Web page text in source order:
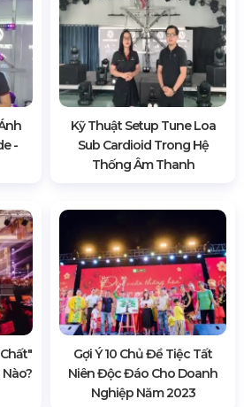
-
Kỹ Thuật Setup Tune Loa
Sub Cardioid Trong Hệ
Thống Âm Thanh
Gợi Ý 10 Chủ Đề Tiệc Tất
Niên Độc Đáo Cho Doanh
Nghiệp Năm 2023